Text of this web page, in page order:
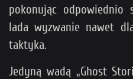
pokonując
lada wyzwanie nawet
taktyka.
Jedyną wadą „Ghost